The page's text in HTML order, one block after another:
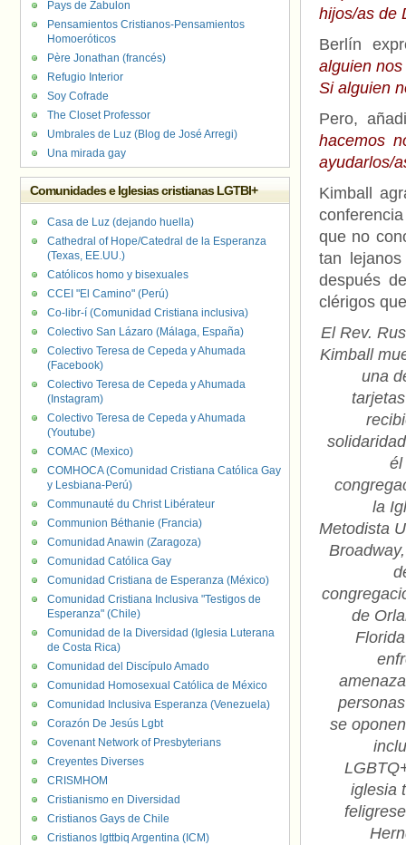
hijos/as de
Berlín
alguien
Si alguien
Pero,
hacemos
ayudarlos/
Kimball
que no
tan
después
clérigos
El Rev.
Kimball
una
él
la
Metodista
de
se
iglesia
Pays de Zabulon
Pensamientos Cristianos-Pensamientos
Homoeróticos
Père Jonathan (francés)
Refugio Interior
Soy Cofrade
The Closet Professor
Umbrales de Luz (Blog de José Arregi)
Una mirada gay
Comunidades e Iglesias cristianas LGTBI+
Casa de Luz (dejando huella)
Cathedral of Hope/Catedral de la Esperanza
(Texas, EE.UU.)
Católicos homo y bisexuales
CCEI "El Camino" (Perú)
Co-libr-í (Comunidad Cristiana inclusiva)
Colectivo San Lázaro (Málaga, España)
Colectivo Teresa de Cepeda y Ahumada
(Facebook)
Colectivo Teresa de Cepeda y Ahumada
(Instagram)
Colectivo Teresa de Cepeda y Ahumada
(Youtube)
COMAC (Mexico)
COMHOCA (Comunidad Cristiana Católica Gay
y Lesbiana-Perú)
Communauté du Christ Libérateur
Communion Béthanie (Francia)
Comunidad Anawin (Zaragoza)
Comunidad Católica Gay
Comunidad Cristiana de Esperanza (México)
Comunidad Cristiana Inclusiva "Testigos de
Esperanza" (Chile)
Comunidad de la Diversidad (Iglesia Luterana
de Costa Rica)
Comunidad del Discípulo Amado
Comunidad Homosexual Católica de México
Comunidad Inclusiva Esperanza (Venezuela)
Corazón De Jesús Lgbt
Covenant Network of Presbyterians
Creyentes Diverses
CRISMHOM
Cristianismo en Diversidad
Cristianos Gays de Chile
Cristianos lgttbiq Argentina (ICM)